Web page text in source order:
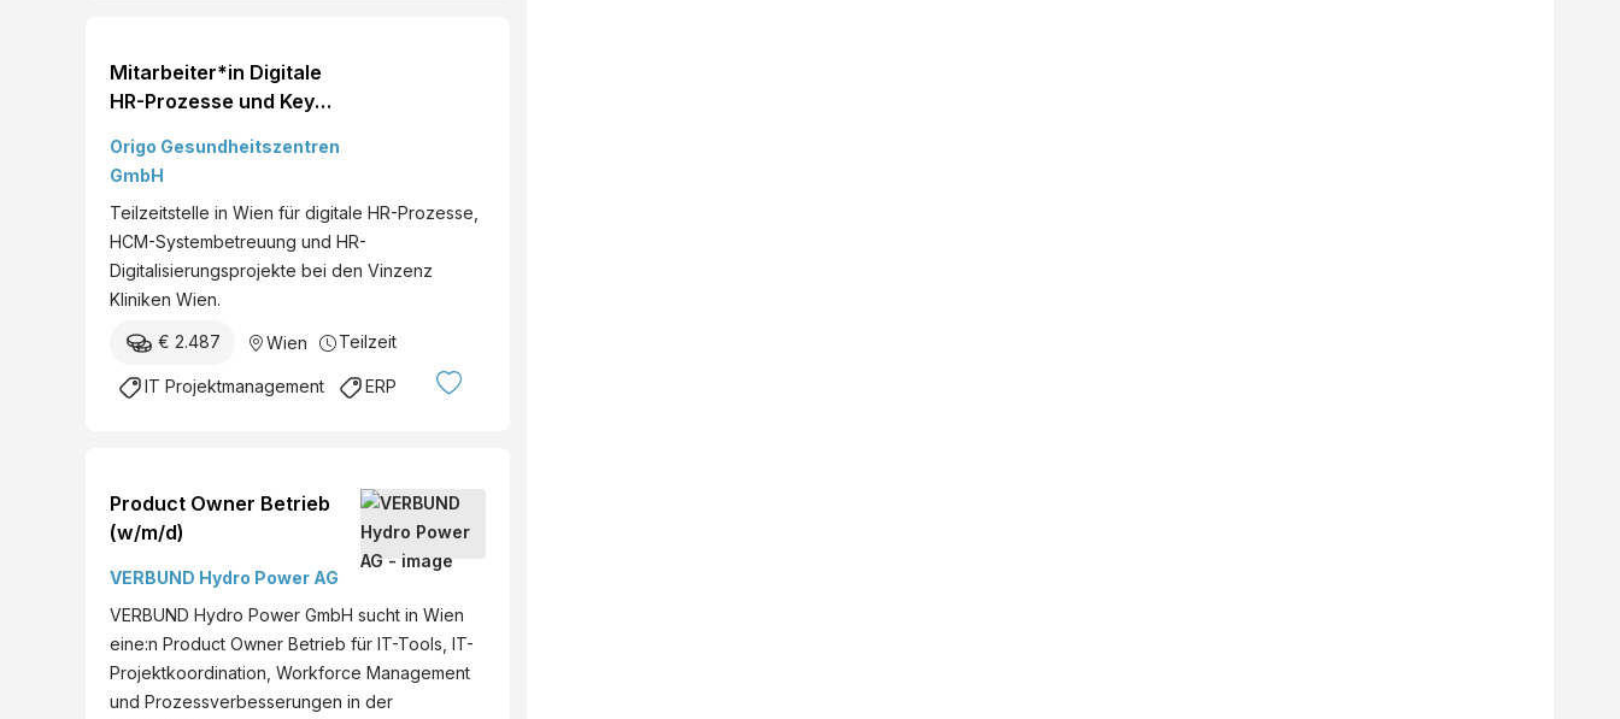
Mitarbeiter*in Digitale
HR-Prozesse und Key
Origo Gesundheitszentren
GmbH
Teilzeitstelle in Wien für digitale HR-Prozesse,
HCM-Systembetreuung und HR-
Digitalisierungsprojekte bei den Vinzenz
Kliniken Wien.
€ 2.487 Wien Teilzeit
IT Projektmanagement ERP
Product Owner Betrieb
(w/m/d)
VERBUND Hydro Power AG
VERBUND Hydro Power GmbH sucht in Wien
eine:n Product Owner Betrieb für IT-Tools, IT-
Projektkoordination, Workforce Management
und Prozessverbesserungen in der